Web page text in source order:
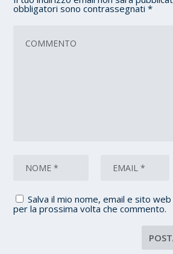
obbligatori sono contrassegnati*
Salva il mio nome, email e sito
per la prossima volta che commento.